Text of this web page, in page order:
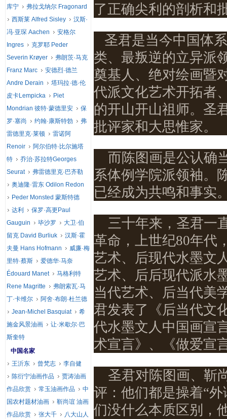
了正确尖利的剖析和
圣君是当今中国体
类、最叛逆的立异派
奠基人、绝对绘画暨
代派文化艺术开拓者
的开山开山祖师。圣
批评家和大思惟家。
而陈图画是公认确
系体例学院派领袖
已经成为共鸣和事实
三十年来，圣君一
革命，上世纪80年代
艺术、后现代水墨文
艺术、后后现代派水
当代艺术、后当代
君发表了《后当代文
代水墨文人中国画宣
术宣言》、《做爱宣
圣君对陈图画、靳
评：他们都是操着“
们没什么本质区别，
库宁
弗拉戈纳尔 Fragonard
西斯莱 Alfred Sisley
汉斯·
冯·亚琛 Aachen
安格尔
Ingres
克罗耶 Peder
Severin Krøyer
弗朗茨·马克
Franz Marc
安德烈·德兰
Andre Derain
塔玛拉·德·伦
皮卡Lempicka
Piet
Mondrian 彼特·蒙德里安
保
罗·塞尚
约翰·康斯特勃
弗
雷德里克·莱顿
雷诺阿
Renoir
阿尔伯特·比尔施塔
特
乔治·苏拉特Georges
Seurat
弗雷德里克·巴齐勒
奥迪隆·雷东 Odilon Redon
Peder Monsted 蒙斯特德
达利
保罗·高更Paul
Gauguin
毕沙罗
大卫·伯
留克 David Burliuk
汉斯·霍
夫曼 Hans Hofmann
威廉·梅
里特·蔡斯
爱德华·马奈
Édouard Manet
马格利特
Rene Magritte
弗朗索瓦·马
丁·卡维尔
阿舍·布朗·杜兰德
Jean-Michel Basquiat
希
施金风景油画
让·米歇尔·巴
斯奎特
中国名家
王沂东
曾梵志
李自健
陈衍宁油画作品
贾涛油画
作品欣赏
常玉油画作品
中
国农村题材油画
靳尚谊 油画
作品欣赏
张大千
八大山人